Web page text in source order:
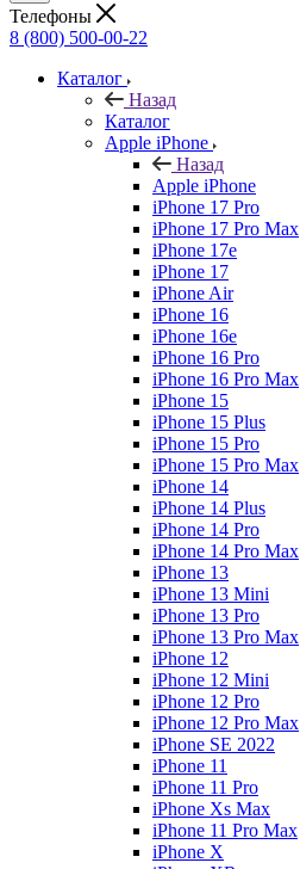
Телефоны
8 (800) 500-00-22
Каталог
Назад
Каталог
Apple iPhone
Назад
Apple iPhone
iPhone 17 Pro
iPhone 17 Pro Max
iPhone 17e
iPhone 17
iPhone Air
iPhone 16
iPhone 16e
iPhone 16 Pro
iPhone 16 Pro Max
iPhone 15
iPhone 15 Plus
iPhone 15 Pro
iPhone 15 Pro Max
iPhone 14
iPhone 14 Plus
iPhone 14 Pro
iPhone 14 Pro Max
iPhone 13
iPhone 13 Mini
iPhone 13 Pro
iPhone 13 Pro Max
iPhone 12
iPhone 12 Mini
iPhone 12 Pro
iPhone 12 Pro Max
iPhone SE 2022
iPhone 11
iPhone 11 Pro
iPhone Xs Max
iPhone 11 Pro Max
iPhone X